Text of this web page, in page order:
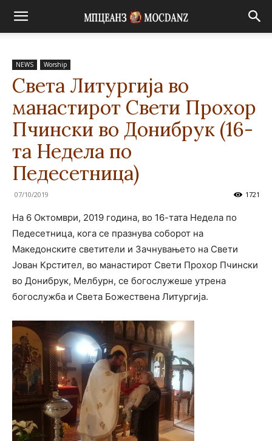
NEWS Worship
Света Литургија во
манастирот Свети Прохор
Пчински во Донибрук (16-
та Недела по
Педесетница)
07/10/2019 1721
На 6 Октомври, 2019 година, во 16-тата Недела по
Педесетница, кога се празнува соборот на
Македонските светители и Зачнувањето на Свети
Јован Крстител, во манастирот Свети Прохор Пчински
во Донибрук, Мелбурн, се богослужеше утрена
богослужба и Света Божествена Литургија.